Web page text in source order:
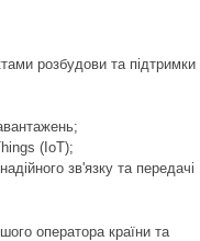
розбудови та підтримки
(IoT);
зв'язку та передачі
оператора країни та